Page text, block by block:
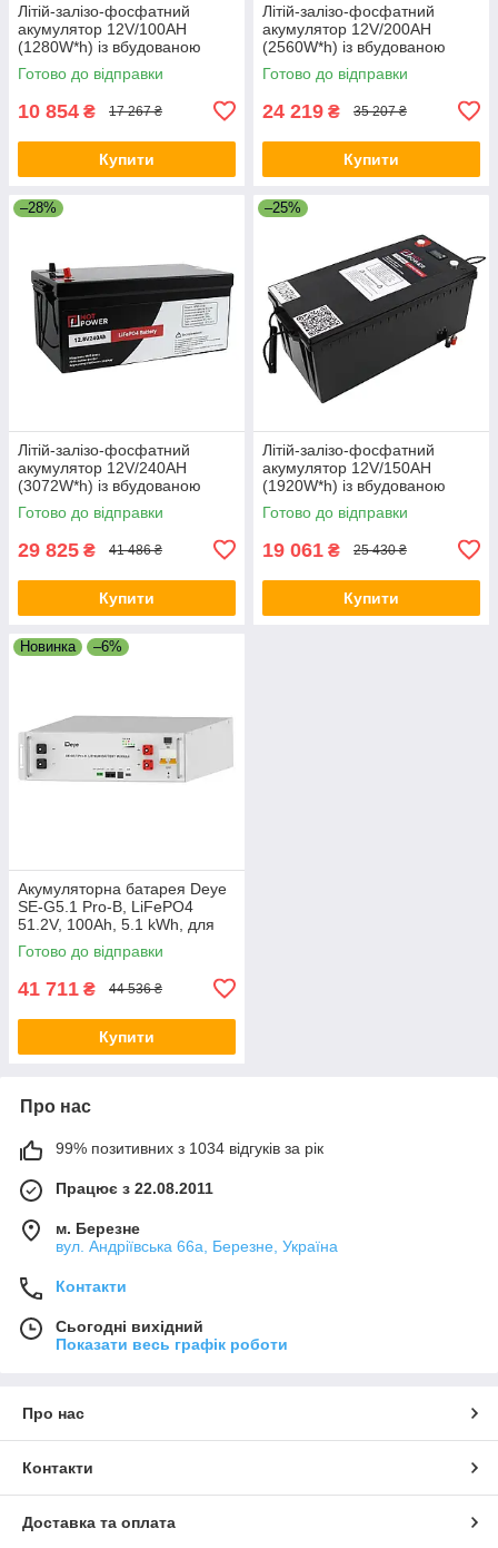
Літій-залізо-фосфатний
акумулятор 12V/100AH
(1280W*h) із вбудованою
BMS-платою
Готово до відправки
10 854 ₴ 17 267 ₴
Купити
Літій-залізо-фосфатний
акумулятор 12V/200AH
(2560W*h) із вбудованою
BMS-платою
Готово до відправки
24 219 ₴ 35 207 ₴
Купити
–28%
Літій-залізо-фосфатний
акумулятор 12V/240AH
(3072W*h) із вбудованою
BMS-платою
Готово до відправки
29 825 ₴ 41 486 ₴
Купити
–25%
Літій-залізо-фосфатний
акумулятор 12V/150AH
(1920W*h) із вбудованою
BMS-платою
Готово до відправки
19 061 ₴ 25 430 ₴
Купити
Новинка –6%
Акумуляторна батарея Deye
SE-G5.1 Pro-B, LiFePO4
51.2V, 100Ah, 5.1 kWh, для
інверторних систем
Готово до відправки
41 711 ₴ 44 536 ₴
Купити
Про нас
99% позитивних з 1034 відгуків за рік
Працює з 22.08.2011
м. Березне
вул. Андріївська 66а, Березне, Україна
Контакти
Сьогодні вихідний
Показати весь графік роботи
Про нас
Контакти
Доставка та оплата